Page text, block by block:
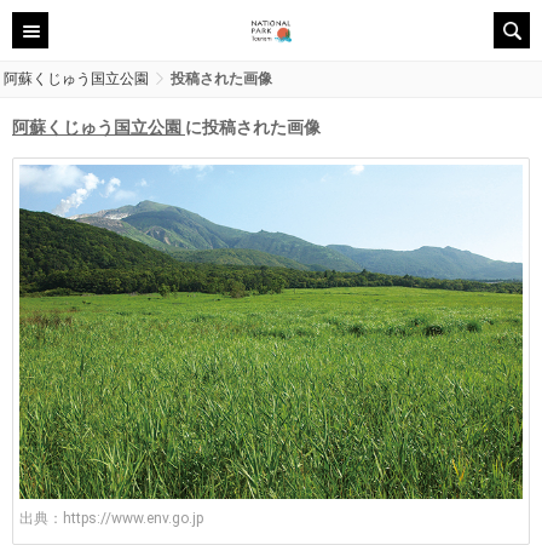
阿蘇くじゅう国立公園 投稿された画像
阿蘇くじゅう国立公園 に投稿された画像
出典： https://www.env.go.jp